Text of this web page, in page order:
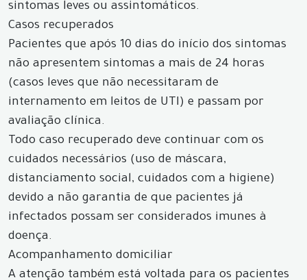
sintomas leves ou assintomáticos.
Casos recuperados
Pacientes que após 10 dias do início dos sintomas
não apresentem sintomas a mais de 24 horas
(casos leves que não necessitaram de
internamento em leitos de UTI) e passam por
avaliação clínica.
Todo caso recuperado deve continuar com os
cuidados necessários (uso de máscara,
distanciamento social, cuidados com a higiene)
devido a não garantia de que pacientes já
infectados possam ser considerados imunes à
doença.
Acompanhamento domiciliar
A atenção também está voltada para os pacientes